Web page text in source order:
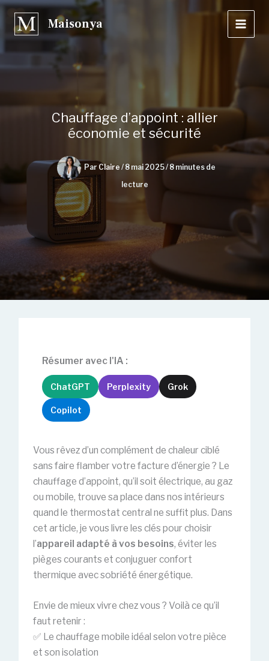
Aller
contenu
Maisonya
Chauffage d’appoint : allier
économie et sécurité
Par Claire / 8 mai 2025/ 8 minutes de
lecture
Résumer avec l'IA :
ChatGPT Perplexity Grok
Copilot
Vous rêvez d’un complément de chaleur ciblé
sans faire flamber votre facture d’énergie ? Le
chauffage d’appoint, qu’il soit électrique, au gaz
ou mobile, trouve sa place dans nos intérieurs
quand le thermostat central ne suffit plus. Dans
cet article, je vous livre les clés pour choisir
l’appareil adapté à vos besoins, éviter les
pièges courants et conjuguer confort
thermique avec sobriété énergétique.
Envie de mieux vivre chez vous ? Voilà ce qu’il
faut retenir :
✅ Le chauffage mobile idéal selon votre pièce
et son isolation